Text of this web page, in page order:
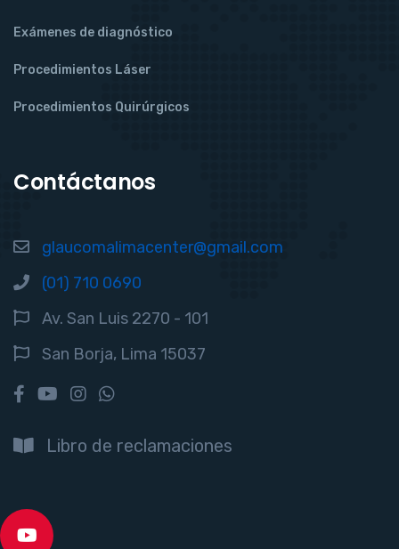
Exámenes de diagnóstico
Procedimientos Láser
Procedimientos Quirúrgicos
Contáctanos
glaucomalimacenter@gmail.com
(01) 710 0690
Av. San Luis 2270 - 101
San Borja, Lima 15037
Libro de reclamaciones